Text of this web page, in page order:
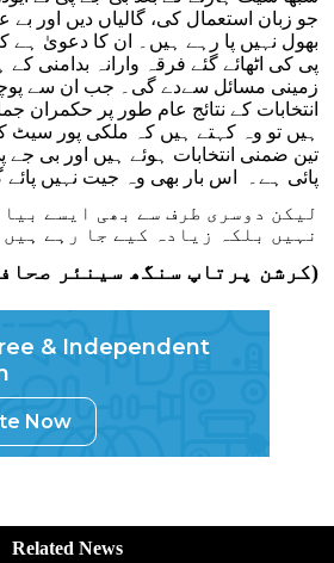
جو زبان استعمال کی، گالیاں دیں اور
بھول نہیں پا رہے ہیں۔ ان کا دعویٰ ہے
پی کی اٹھائے گئے فرقہ وارانہ بدامنی
زمینی مسائل سےدے گی۔ جب ان سے
انتخابات کے نتائج عام طور پر حکمران
ہیں تو وہ کہتے ہیں کہ ملکی پور سیٹ
تین ضمنی انتخابات ہوئے ہیں اور بی
پائی ہے۔ اس بار بھی وہ جیت نہیں پائے
لیکن دوسری طرف سے بھی ایسے
نہیں بلکہ زیادہ کیے جا رہے ہیں۔
(کرشن پرتاپ سنگھ سینئر صحافی ہیں۔)
& Independent
Now
Related News